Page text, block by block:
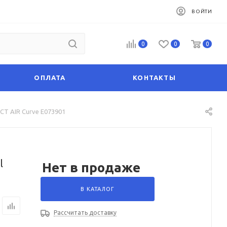
ВОЙТИ
0 0 0
ОПЛАТА КОНТАКТЫ
AIR Curve E073901
Нет в продаже
В КАТАЛОГ
Рассчитать доставку